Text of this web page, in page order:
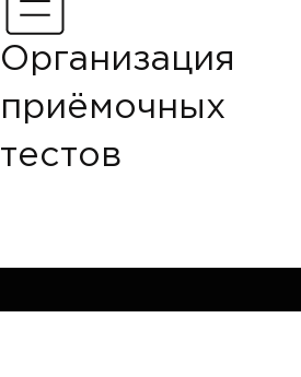
Организация
приёмочных
тестов